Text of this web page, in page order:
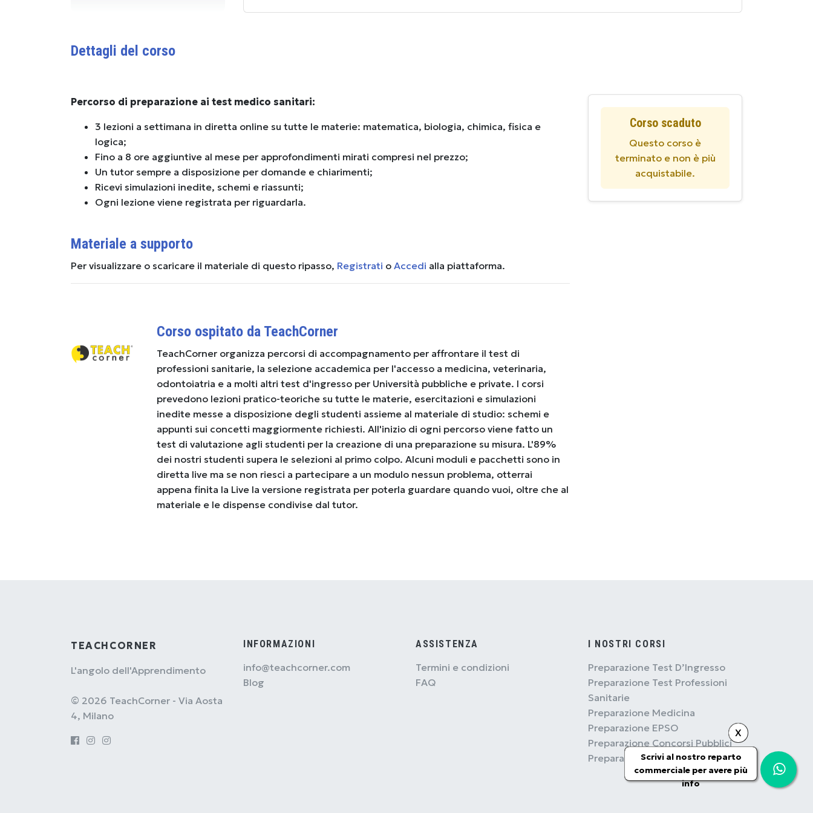
Dettagli del corso
Percorso di preparazione ai test medico sanitari:
3 lezioni a settimana in diretta online su tutte le materie: matematica, biologia, chimica, fisica e
logica;
Fino a 8 ore aggiuntive al mese per approfondimenti mirati compresi nel prezzo;
Un tutor sempre a disposizione per domande e chiarimenti;
Ricevi simulazioni inedite, schemi e riassunti;
Ogni lezione viene registrata per riguardarla.
Materiale a supporto
Per visualizzare o scaricare il materiale di questo ripasso, Registrati o Accedi alla piattaforma.
Corso ospitato da TeachCorner
TeachCorner organizza percorsi di accompagnamento per affrontare il test di
professioni sanitarie, la selezione accademica per l'accesso a medicina, veterinaria,
odontoiatria e a molti altri test d'ingresso per Università pubbliche e private. I corsi
prevedono lezioni pratico-teoriche su tutte le materie, esercitazioni e simulazioni
inedite messe a disposizione degli studenti assieme al materiale di studio: schemi e
appunti sui concetti maggiormente richiesti. All'inizio di ogni percorso viene fatto un
test di valutazione agli studenti per la creazione di una preparazione su misura. L'89%
dei nostri studenti supera le selezioni al primo colpo. Alcuni moduli e pacchetti sono in
diretta live ma se non riesci a partecipare a un modulo nessun problema, otterrai
appena finita la Live la versione registrata per poterla guardare quando vuoi, oltre che al
materiale e le dispense condivise dal tutor.
Corso scaduto
Questo corso è
terminato e non è più
acquistabile.
X
Scrivi al nostro reparto
commerciale per avere più
info
TEACHCORNER
L'angolo dell'Apprendimento
© 2026 TeachCorner - Via Aosta
4, Milano
INFORMAZIONI
info@teachcorner.com
Blog
ASSISTENZA
Termini e condizioni
FAQ
I NOSTRI CORSI
Preparazione Test D’Ingresso
Preparazione Test Professioni
Sanitarie
Preparazione Medicina
Preparazione EPSO
Preparazione Concorsi Pubblici
Preparazione Concorsi Militari